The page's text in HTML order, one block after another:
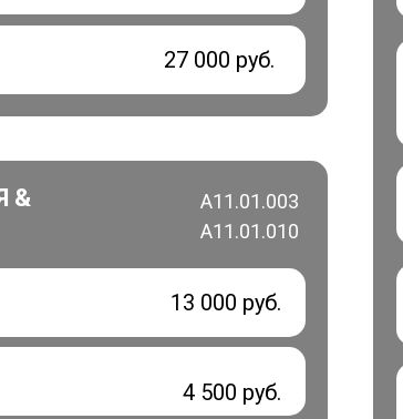
&
13 000 руб.
4 500 руб.
27 000 руб.
А11.01.003
А11.01.010